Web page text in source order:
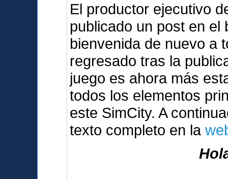
El productor ejecutivo
publicado un post en el
bienvenida de nuevo a
regresado tras la
juego es ahora más
todos los elementos
este SimCity. A
texto completo en la